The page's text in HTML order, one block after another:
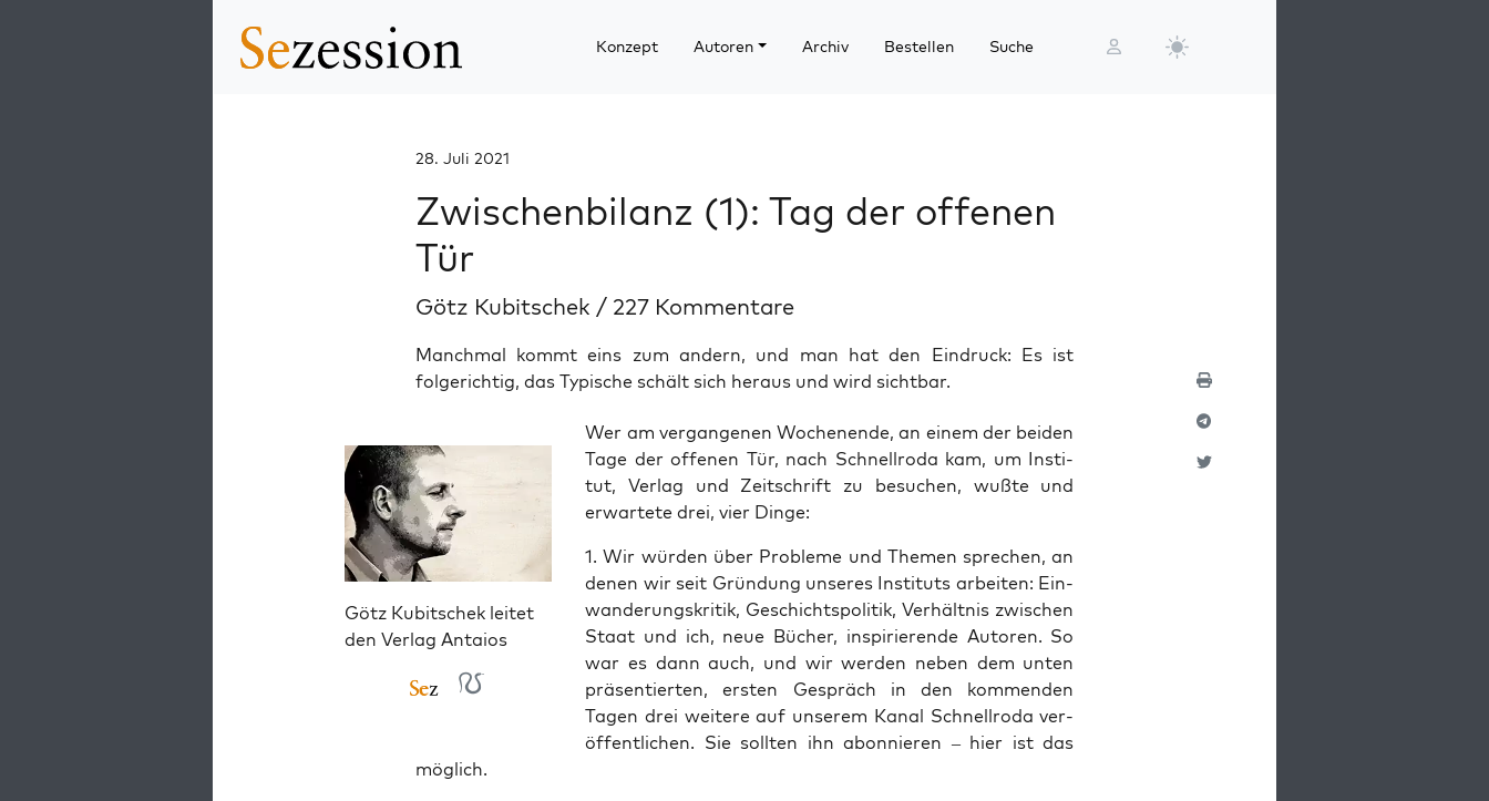
Konzept Autoren Archiv Bestellen Suche
28. Juli 2021
Zwischenbilanz (1): Tag der offenen
Tür
Götz Kubitschek / 227 Kommentare
Manchmal kommt eins zum andern, und man hat den Eindruck: Es ist
folgerichtig, das Typische schält sich heraus und wird sichtbar.
Götz Kubitschek leitet
den Verlag Antaios
Wer am ver­gan­ge­nen Wochen­en­de, an einem der bei­den
Tage der offe­nen Tür, nach Schnell­ro­da kam, um Insti­
tut, Ver­lag und Zeit­schrift zu besu­chen, wuß­te und
erwar­te­te drei, vier Dinge:
1. Wir wür­den über Pro­ble­me und The­men spre­chen, an
denen wir seit Grün­dung unse­res Insti­tuts arbei­ten: Ein­
wan­de­rungs­kri­tik, Geschichts­po­li­tik, Ver­hält­nis zwi­schen
Staat und ich, neue Bücher, inspi­rie­ren­de Autoren. So
war es dann auch, und wir wer­den neben dem unten
prä­sen­tier­ten, ers­ten Gespräch in den kom­men­den
Tagen drei wei­te­re auf unse­rem Kanal Schnell­ro­da ver­
öf­fent­li­chen. Sie soll­ten ihn abon­nie­ren – hier ist das
möglich.